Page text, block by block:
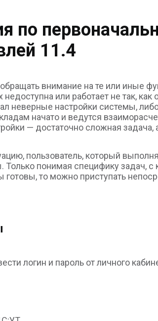
по
11.4
внимание на те или иные
или работает не так,
неверные настройки системы,
начато и ведутся
— достаточно сложная задача,
пользователь, который
Только понимая специфику задач,
то можно приступать
логин и пароль от личного